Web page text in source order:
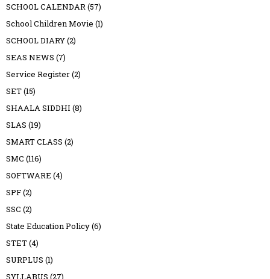
SCHOOL CALENDAR(57)
School Children Movie (1)
SCHOOL DIARY(2)
SEAS NEWS (7)
Service Register(2)
SET(15)
SHAALA SIDDHI (8)
SLAS (19)
SMART CLASS (2)
SMC (116)
SOFTWARE (4)
SPF(2)
SSC (2)
State Education Policy(6)
STET(4)
SURPLUS (1)
SYLLABUS (27)